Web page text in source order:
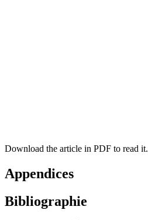
Download the article in PDF to read it.
Appendices
Bibliographie